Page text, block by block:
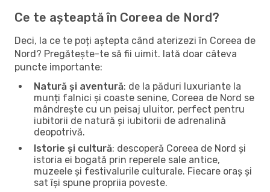
Ce te așteaptă în Coreea de Nord?
Deci, la ce te poți aștepta când aterizezi în Coreea de
Nord? Pregătește-te să fii uimit. Iată doar câteva
puncte importante:
Natură și aventură: de la păduri luxuriante la
munți falnici și coaste senine, Coreea de Nord se
mândrește cu un peisaj uluitor, perfect pentru
iubitorii de natură și iubitorii de adrenalină
deopotrivă.
Istorie și cultură: descoperă Coreea de Nord și
istoria ei bogată prin reperele sale antice,
muzeele și festivalurile culturale. Fiecare oraș și
sat își spune propriia poveste.